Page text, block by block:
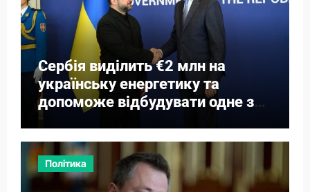
Сербія виділить €2 млн на
українську енергетику та
допоможе відбудувати одне з
міст
Політика